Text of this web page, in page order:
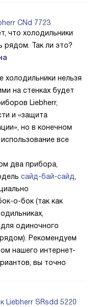
CNd 7723
что холодильники
рядом. Так ли это?
холодильники нельзя
на стенках будет
Liebherr,
и «защита
но в конечном
все
два прибора,
сайд-бай-сайд
о-бок (так как
одиночного
Рекомендуем
нашего интернет-
вы точно
Liebherr SRsdd 5220